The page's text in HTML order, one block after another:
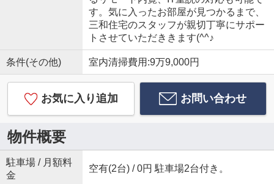
す。気に入ったお部屋が見つかるまで、
三和住宅のスタッフが親切丁寧にサポー
トさせていただききます(^^♪
条件(その他) 室内清掃費用:9万9,000円
お気に入り追加 お問い合わせ
物件概要
駐車場 / 月額料
金
空有(2台) / 0円 駐車場2台付き。